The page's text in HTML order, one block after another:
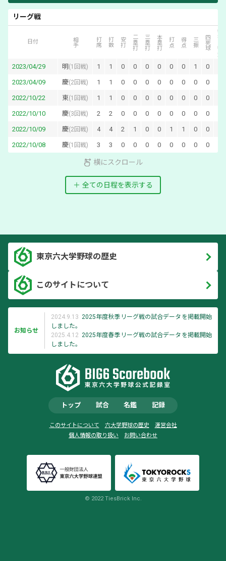
リーグ戦
日付 相手 打席 打数 安打 二塁打 三塁打 本塁打 打点 得点 三振 四死球 犠打・犠飛
2023/04/29 明 (1回戦) 1 1 0 0 0 0 0 0 1 0
2023/04/09 慶(2回戦) 1 1 0 0 0 0 0 0 0 0
2022/10/22 東(1回戦) 1 1 0 0 0 0 0 0 0 0
2022/10/10 慶(3回戦) 2 2 0 0 0 0 0 0 0 0
2022/10/09 慶(2回戦) 4 4 2 1 0 0 1 1 0 0
2022/10/08 慶(1回戦) 3 3 0 0 0 0 0 0 0 0
横にスクロール
全ての日程を表示する
東京六大学野球の歴史
このサイトについて
お知らせ
2024.9.13 2025年度秋季リーグ戦の試合データを掲載開始
しました。
2025.4.12 2025年度春季リーグ戦の試合データを掲載開始
しました。
トップ 試合 名鑑 記録
このサイトについて 六大学野球の歴史
運営会社
個人情報の取り扱い
お問い合わせ
© 2022 TiesBrick Inc.